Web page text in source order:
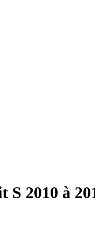
S 2010 à